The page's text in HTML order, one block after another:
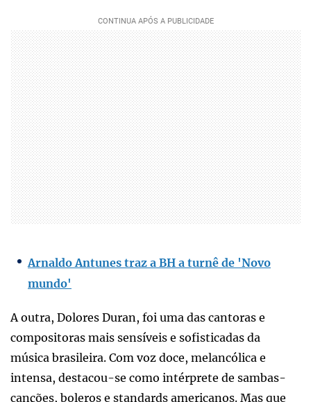
Arnaldo Antunes traz a BH a turnê de 'Novo
mundo'
A outra, Dolores Duran, foi uma das cantoras e
compositoras mais sensíveis e sofisticadas da
música brasileira. Com voz doce, melancólica e
intensa, destacou-se como intérprete de sambas-
canções, boleros e standards americanos. Mas que